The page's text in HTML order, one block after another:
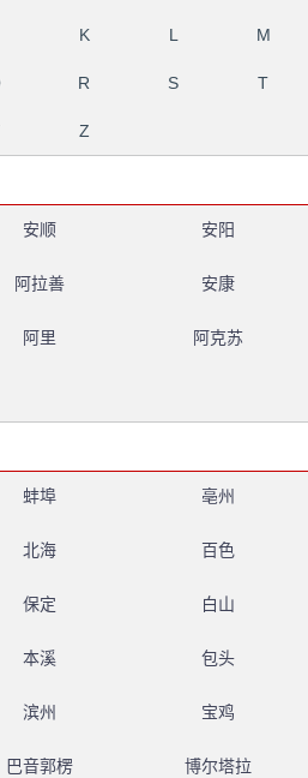
K L M
R S T
Z
安顺 安阳
阿拉善 安康
阿里 阿克苏
蚌埠 亳州
北海 百色
保定 白山
本溪 包头
滨州 宝鸡
巴音郭楞 博尔塔拉